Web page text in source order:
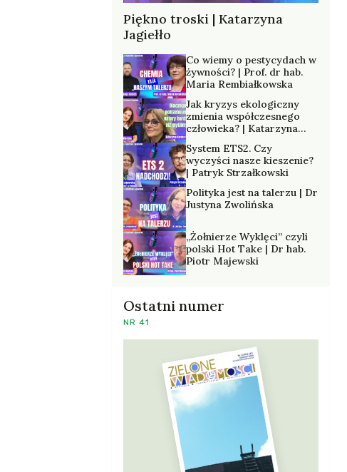
Piękno troski | Katarzyna
Jagiełło
Co wiemy o pestycydach w
żywności? | Prof. dr hab.
Maria Rembiałkowska
Jak kryzys ekologiczny
zmienia współczesnego
człowieka? | Katarzyna
System ETS2. Czy
wyczyści nasze kieszenie?
| Patryk Strzałkowski
Polityka jest na talerzu | Dr
Justyna Zwolińska
„Żołnierze Wyklęci” czyli
polski Hot Take | Dr hab.
Piotr Majewski
Ostatni numer
NR 41